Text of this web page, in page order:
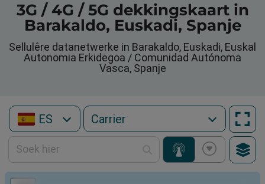
3G / 4G / 5G dekkingskaart in
Barakaldo, Euskadi, Spanje
Sellulêre datanetwerke in Barakaldo, Euskadi, Euskal
Autonomia Erkidegoa / Comunidad Autónoma
Vasca, Spanje
ES